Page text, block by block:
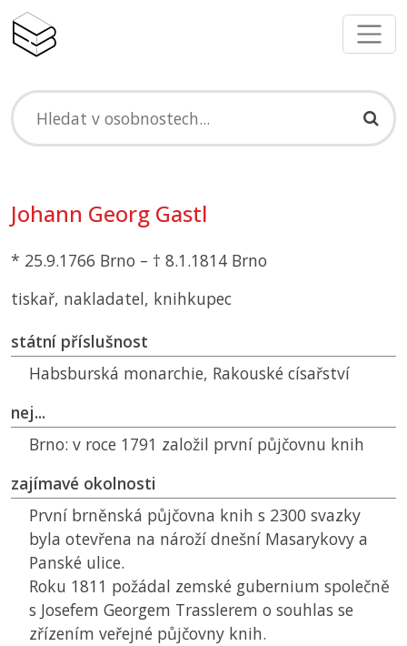
Johann Georg Gastl
* 25.9.1766 Brno – † 8.1.1814 Brno
tiskař, nakladatel, knihkupec
státní příslušnost
Habsburská monarchie, Rakouské císařství
nej...
Brno: v roce 1791 založil první půjčovnu knih
zajímavé okolnosti
První brněnská půjčovna knih s 2300 svazky
byla otevřena na nároží dnešní Masarykovy a
Panské ulice.
Roku 1811 požádal zemské gubernium společně
s Josefem Georgem Trasslerem o souhlas se
zřízením veřejné půjčovny knih.